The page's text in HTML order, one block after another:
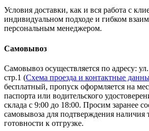
Условия доставки, как и вся работа с
индивидуальном подходе и гибком
персональным менеджером.
Самовывоз
Самовывоз осуществляется по адресу:
стр.1 (Схема проезда и контактные
бесплатный, пропуск оформляется на
паспорта или водительского
склада с 9:00 до 18:00. Просим заранее
самовывоза для подтверждения наличия
готовности к отгрузке.